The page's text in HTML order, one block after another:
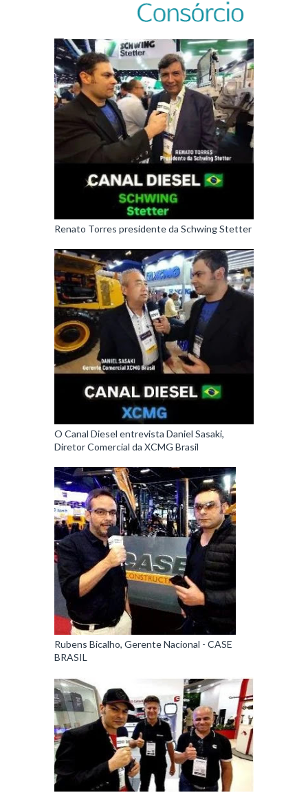
Renato Torres presidente da Schwing Stetter
O Canal Diesel entrevista Daniel Sasaki,
Diretor Comercial da XCMG Brasil
Rubens Bicalho, Gerente Nacional - CASE
BRASIL